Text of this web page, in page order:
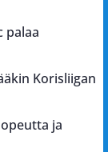
palaa
Korisliigan
ja